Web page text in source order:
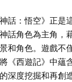
神話：悟空》正
話角色為主角，
和角色。遊戲不
《西遊記》中蘊
深度挖掘和再創